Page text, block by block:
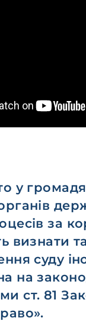
у
за
визнати
суду
на
ст. 81